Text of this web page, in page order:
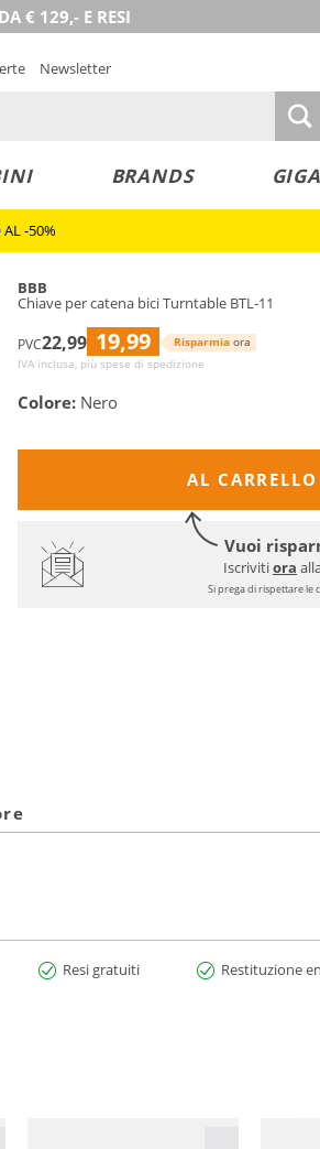
€ 129,- E RESI
Newsletter
BRANDS
-50%
BBB
Chiave per catena bici Turntable BTL-11
PVC22,99 19,99 Risparmia ora
IVA inclusa, più spese di spedizione
Colore: Nero
AL CARRELLO
Vuoi
Iscrivitiora
Si prega di rispettare le
Resi gratuiti Restituzione